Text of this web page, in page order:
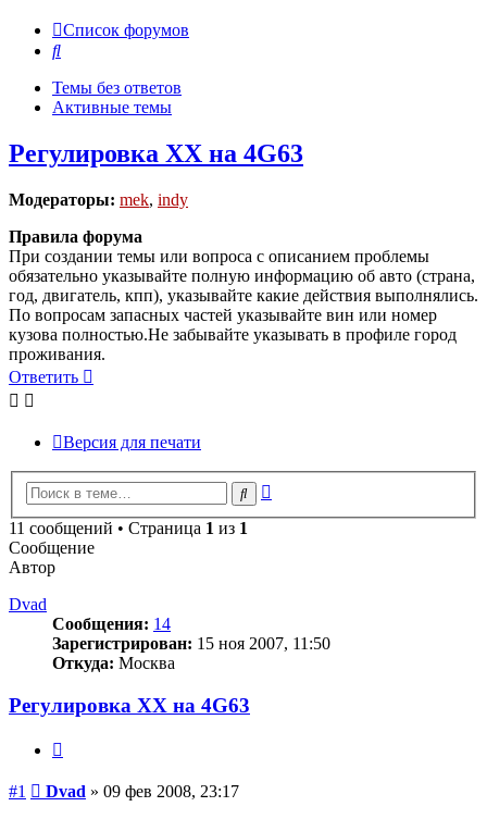
Список форумов
Поиск
Темы без ответов
Активные темы
Регулировка ХХ на 4G63
Модераторы: mek, indy
Правила форума
При создании темы или вопроса с описанием проблемы
обязательно указывайте полную информацию об авто (страна,
год, двигатель, кпп), указывайте какие действия выполнялись.
По вопросам запасных частей указывайте вин или номер
кузова полностью.Не забывайте указывать в профиле город
проживания.
Ответить
Версия для печати
Поиск
11 сообщений • Страница 1 из 1
Сообщение
Автор
Dvad
Сообщения: 14
Зарегистрирован: 15 ноя 2007, 11:50
Откуда: Москва
Регулировка ХХ на 4G63
#1 Сообщение
Dvad » 09 фев 2008, 23:17